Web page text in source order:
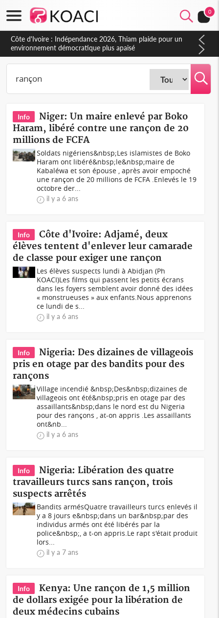
0
Côte d'Ivoire : Indépendance 2026, Thiam plaide pour un
environnement démocratique plus apaisé
Info
Niger: Un maire enlevé par Boko
Haram, libéré contre une rançon de 20
millions de FCFA
Soldats nigériens&nbsp;Les islamistes de Boko
Haram ont libéré&nbsp;le&nbsp;maire de
Kabaléwa et son épouse , après avoir empoché
une rançon de 20 millions de FCFA .Enlevés le 19
octobre der...
il y a 6 ans
Info
Côte d'Ivoire: Adjamé, deux
élèves tentent d'enlever leur camarade
de classe pour exiger une rançon
Les élèves suspects lundi à Abidjan (Ph
KOACI)Les films qui passent les petits écrans
dans les foyers semblent avoir donné des idées
« monstrueuses » aux enfants.Nous apprenons
ce lundi de s...
il y a 6 ans
Info
Nigeria: Des dizaines de villageois
pris en otage par des bandits pour des
rançons
Village incendié &nbsp;Des&nbsp;dizaines de
villageois ont été&nbsp;pris en otage par des
assaillants&nbsp;dans le nord est du Nigeria
pour des rançons , at-on appris .Les assaillants
ont&nb...
il y a 6 ans
Info
Nigeria: Libération des quatre
travailleurs turcs sans rançon, trois
suspects arrêtés
Bandits armésQuatre travailleurs turcs enlevés il
y a 8 jours e&nbsp;dans un bar&nbsp;par des
individus armés ont été libérés par la
police&nbsp;, a t-on appris.Le rapt s'était produit
lors...
il y a 7 ans
Info
Kenya: Une rançon de 1,5 million
de dollars exigée pour la libération de
deux médecins cubains